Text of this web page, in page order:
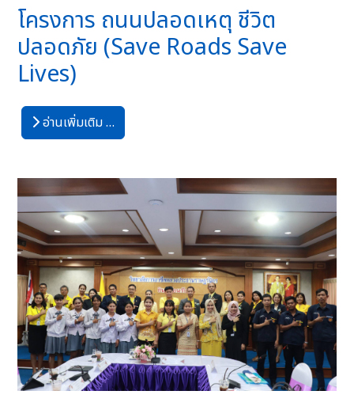
โครงการ ถนนปลอดเหตุ ชีวิต
ปลอดภัย (Save Roads Save
Lives)
อ่านเพิ่มเติม …